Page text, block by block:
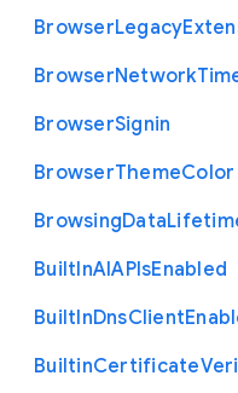
BrowserLegacy
BrowserNetwork
BrowserSignin
BrowserThemeColor
BrowsingData
BuiltInAIAPIsEnabled
BuiltInDnsClient
BuiltinCertificate